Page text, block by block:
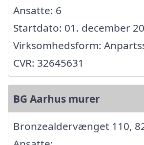
Ansatte: 6
Startdato: 01. december
Virksomhedsform:
CVR: 32645631
BG Aarhus murer
Bronzealdervænget 110,